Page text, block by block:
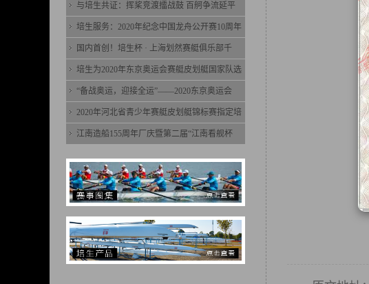
与培生共证：挥桨竞渡擂战鼓 百舸争流延平
培生服务：2020年纪念中国龙舟公开赛10周年
国内首创！培生杯 · 上海划然赛艇俱乐部千
培生为2020年东京奥运会赛艇皮划艇国家队选
“备战奥运，迎接全运”——2020东京奥运会
2020年河北省青少年赛艇皮划艇锦标赛指定培
江南造船155周年厂庆暨第二届“江南看舰杯